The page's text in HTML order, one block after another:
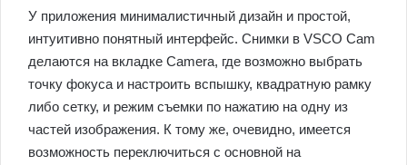
У приложения минималистичный дизайн и простой,
интуитивно понятный интерфейс. Снимки в VSCO Cam
делаются на вкладке Camera, где возможно выбрать
точку фокуса и настроить вспышку, квадратную рамку
либо сетку, и режим съемки по нажатию на одну из
частей изображения. К тому же, очевидно, имеется
возможность переключиться с основной на